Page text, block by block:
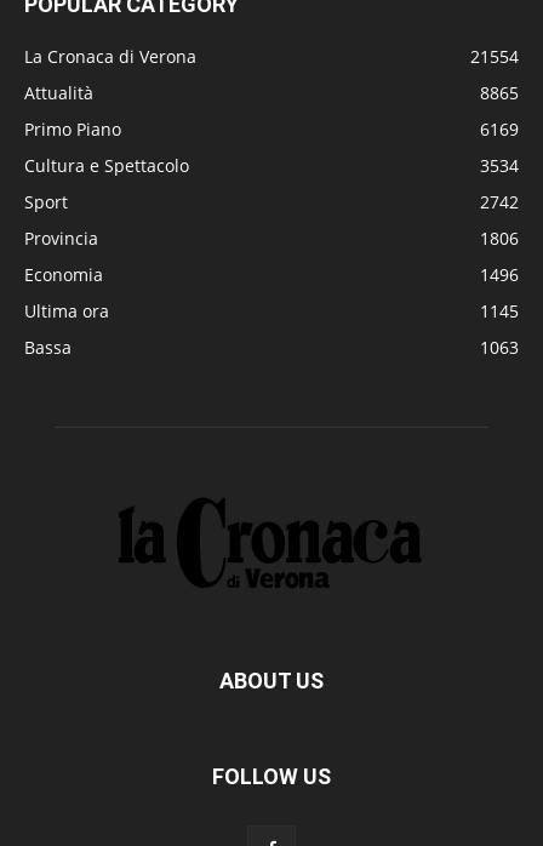
La Cronaca di Verona
21554
Attualità
8865
Primo Piano
6169
Cultura e Spettacolo
3534
Sport
2742
Provincia
1806
Economia
1496
Ultima ora
1145
Bassa
1063
ABOUT US
FOLLOW US